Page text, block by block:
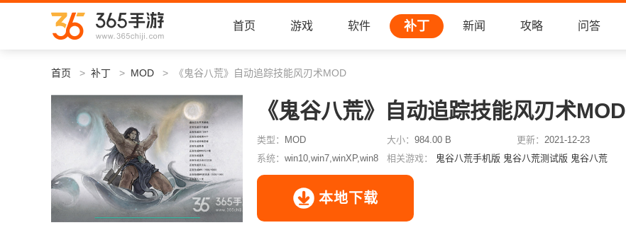
首页 游戏 软件 补丁 新闻 攻略 问答
首页 补丁 MOD 《鬼谷八荒》自动追踪技能风刃术MOD
《鬼谷八荒》自动追踪技能风刃术MOD
类型： MOD 大小： 984.00 B 更新： 2021-12-23
系统： win10,win7,winXP,win8 相关游戏： 鬼谷八荒手机版 鬼谷八荒测试版 鬼谷八荒
本地下载